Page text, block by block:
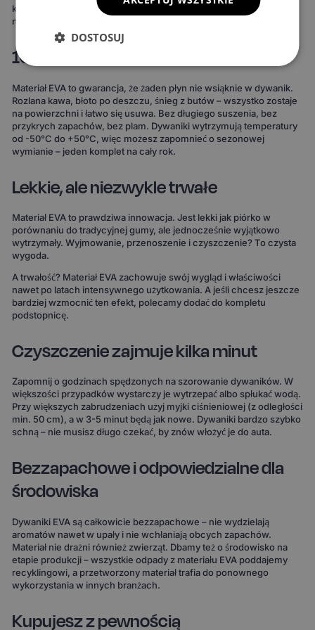
komponują się z wnętrzem Twojego auta lub nadają mu zupełnie
nowy charakter.
100% wodoodporne i całoroczne
Materiał EVA to gwarancja, że żaden płyn nie wsiąknie w dywanik.
Rozlana kawa, błoto po deszczu, śnieg z butów – wszystko zostaje
na powierzchni i łatwo się usuwa. Bez długiego suszenia, bez
przykrych zapachów, bez plam. Dywaniki wytrzymują temperatury
od -50°C do +50°C, więc możesz zapomnieć o sezonowej
wymianie – jeden komplet na cały rok.
Lekkie, ale niezwykle trwałe
Materiał EVA to prawdziwa innowacja. Jest lekki jak piórko w
porównaniu do tradycyjnej gumy, ale jednocześnie wyjątkowo
wytrzymały. Wyjmowanie, przenoszenie i czyszczenie? To czysta
wygoda.
A trwałość? Materiał EVA zachowuje swój wygląd i właściwości
nawet po latach intensywnego użytkowania. A jeśli chcesz jeszcze
bardziej wzmocnić ten efekt, polecamy dodać do kompletu
podstopnicę.
Czyszczenie zajmuje kilka minut
Zapomnij o godzinach spędzonych na szorowanie dywaników. W
większości przypadków wystarczy je wytrzepać albo spłukać wodą.
Przy większych zabrudzeniach użyj myjki ciśnieniowej (z odległości
min. 50 cm), a w 3-5 minut będą jak nowe. Dywaniki bardzo szybko
schną – nie musisz długo czekać, by znów włożyć je do auta.
Bezzapachowe i odpowiedzialne dla
środowiska
Dywaniki EVA są całkowicie bezzapachowe – nie wydzielają
aromatów nawet w upały i nie wchłaniają obcych zapachów.
Materiał nie drażni również zwierząt. Dbamy też o środowisko na
etapie produkcji – wszystkie odpady z materiału EVA poddajemy
recyklingowi, a przetworzony materiał trafia do ponownego
wykorzystania w innych branżach.
Kupujesz z pewnością
DOSTOSUJ